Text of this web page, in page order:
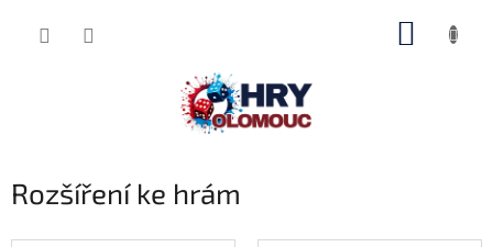
Rozšíření ke hrám